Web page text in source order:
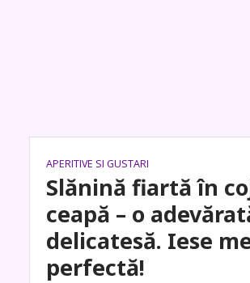
APERITIVE SI GUSTARI
Slănină fiartă în
ceapă – o
delicatesă. Iese
perfectă!